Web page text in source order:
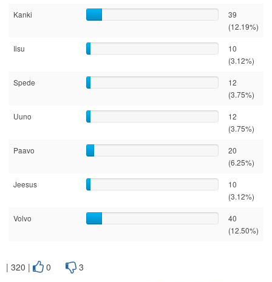
Kanki
39
(12.19%)
Iisu
10
(3.12%)
Spede
12
(3.75%)
Uuno
12
(3.75%)
Paavo
20
(6.25%)
Jeesus
10
(3.12%)
Volvo
40
(12.50%)
| 320 | 0
3